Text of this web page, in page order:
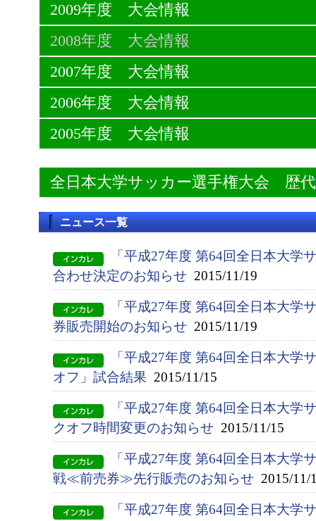
2009年度 大会情報
2008年度 大会情報
2007年度 大会情報
2006年度 大会情報
2005年度 大会情報
全日本大学サッカー選手権大会 歴
ニュース一覧
「平成27年度 第64回全日本大学
合わせ決定のお知らせ 2015/11/19
「平成27年度 第64回全日本大学
券販売開始のお知らせ 2015/11/19
「平成27年度 第64回全日本大学
オフ」試合結果 2015/11/15
「平成27年度 第64回全日本大学
クオフ時間変更のお知らせ 2015/11/15
「平成27年度 第64回全日本大学
戦≪前売券≫先行販売のお知らせ 2015/11/
「平成27年度 第64回全日本大学